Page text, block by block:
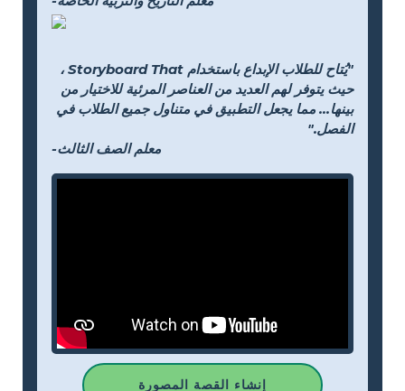
"يُتاح للطلاب الإبداع باستخدام Storyboard That ،
حيث يتوفر لهم العديد من العناصر المرئية للاختيار من
بينها... مما يجعل التطبيق في متناول جميع الطلاب في
الفصل."
-معلم الصف الثالث
إنشاء القصة المصورة